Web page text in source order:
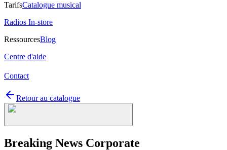
TarifsCatalogue musical
Radios In-store
RessourcesBlog
Centre d'aide
Contact
Retour au catalogue
Breaking News Corporate